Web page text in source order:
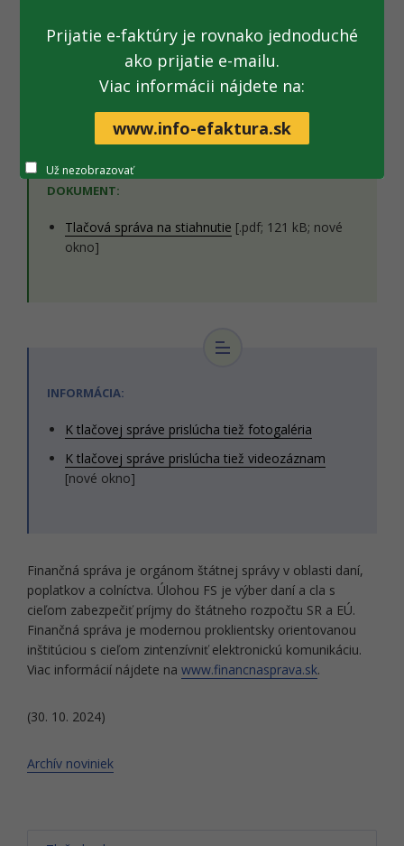
bol na mieste zadržaný a uvedené podozrenie bolo
bezodkladne oznámené a odovzdané vecne a miestne
príslušnému orgánu činnému v trestnom konaní v
pôsobnosti Policajného zboru SR.
DOKUMENT:
Tlačová správa na stiahnutie [.pdf; 121 kB; nové
okno]
INFORMÁCIA:
K tlačovej správe prislúcha tiež fotogaléria
K tlačovej správe prislúcha tiež videozáznam
[nové okno]
Finančná správa je orgánom štátnej správy v oblasti daní,
poplatkov a colníctva. Úlohou FS je výber daní a cla s
cieľom zabezpečiť príjmy do štátneho rozpočtu SR a EÚ.
Finančná správa je modernou proklientsky orientovanou
inštitúciou s cieľom zintenzívniť elektronickú komunikáciu.
Viac informácií nájdete na www.financnasprava.sk.
(30. 10. 2024)
Archív noviniek
Prijatie e-faktúry je rovnako jednoduché
ako prijatie e-mailu.
Viac informácii nájdete na:
www.info-efaktura.sk
Už nezobrazovať